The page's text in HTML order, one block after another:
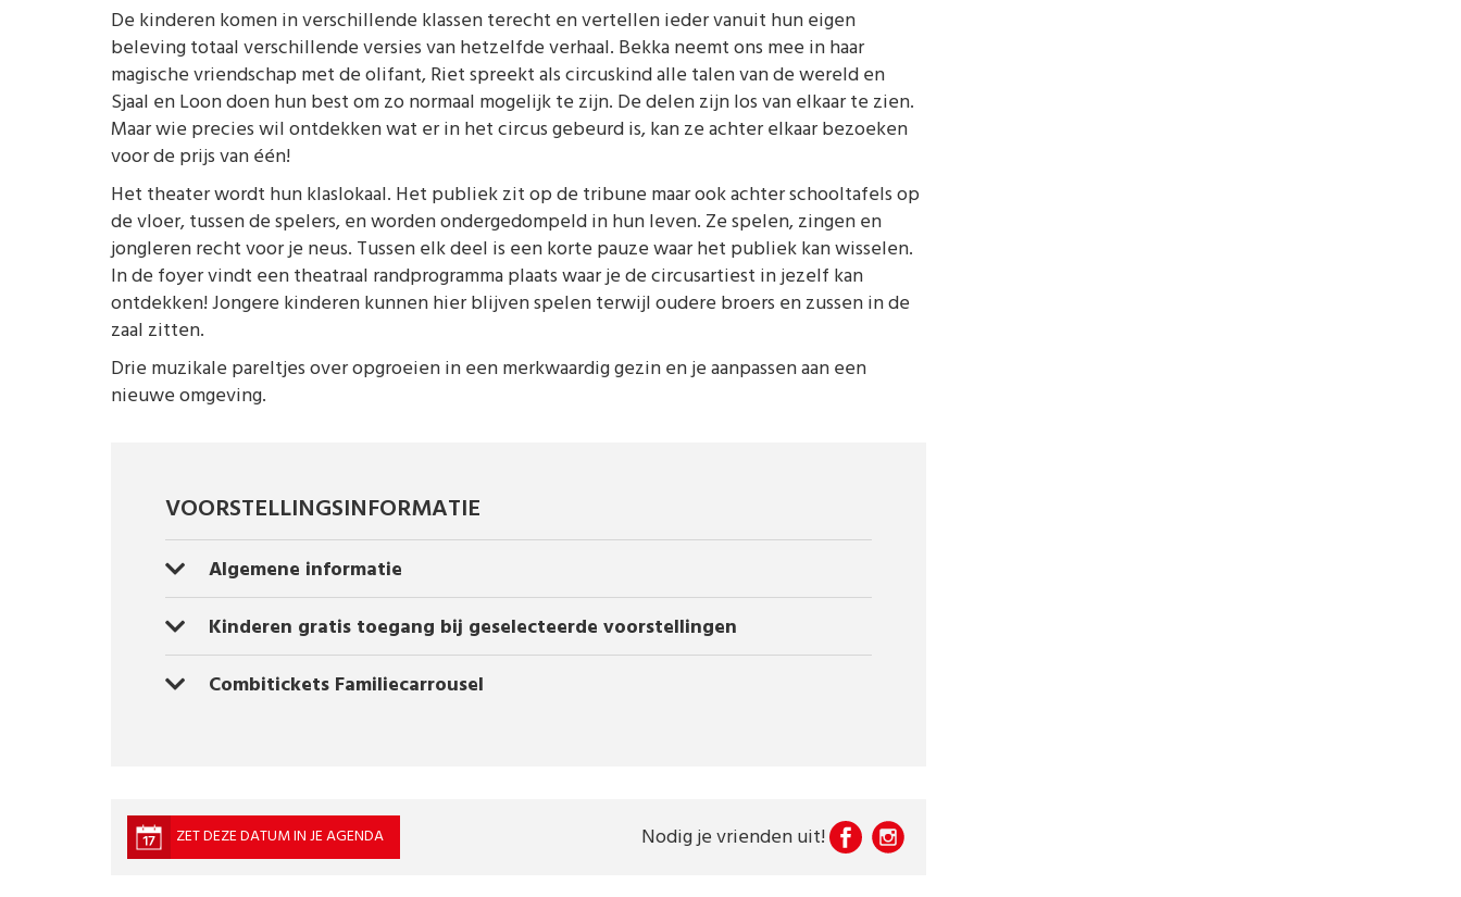
De kinderen komen in verschillende klassen terecht en vertellen ieder vanuit hun eigen
beleving totaal verschillende versies van hetzelfde verhaal. Bekka neemt ons mee in haar
magische vriendschap met de olifant, Riet spreekt als circuskind alle talen van de wereld en
Sjaal en Loon doen hun best om zo normaal mogelijk te zijn. De delen zijn los van elkaar te zien.
Maar wie precies wil ontdekken wat er in het circus gebeurd is, kan ze achter elkaar bezoeken
voor de prijs van één!
Het theater wordt hun klaslokaal. Het publiek zit op de tribune maar ook achter schooltafels op
de vloer, tussen de spelers, en worden ondergedompeld in hun leven. Ze spelen, zingen en
jongleren recht voor je neus. Tussen elk deel is een korte pauze waar het publiek kan wisselen.
In de foyer vindt een theatraal randprogramma plaats waar je de circusartiest in jezelf kan
ontdekken! Jongere kinderen kunnen hier blijven spelen terwijl oudere broers en zussen in de
zaal zitten.
Drie muzikale pareltjes over opgroeien in een merkwaardig gezin en je aanpassen aan een
nieuwe omgeving.
VOORSTELLINGSINFORMATIE
Algemene informatie
Kinderen gratis toegang bij geselecteerde voorstellingen
Combitickets Familiecarrousel
ZET DEZE DATUM IN JE AGENDA Nodig je vrienden uit!